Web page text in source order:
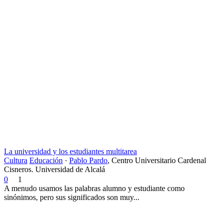
La universidad y los estudiantes multitarea
Cultura Educación · Pablo Pardo, Centro Universitario Cardenal
Cisneros. Universidad de Alcalá
0
1
A menudo usamos las palabras alumno y estudiante como
sinónimos, pero sus significados son muy...